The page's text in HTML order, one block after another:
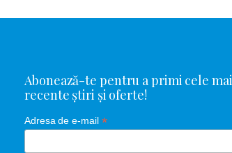
Abonează-te pentru a primi cele mai
recente știri și oferte!
Adresa de e-mail *